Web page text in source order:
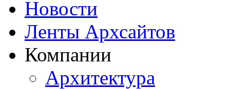
Новости
Ленты Архсайтов
Компании
Архитектура